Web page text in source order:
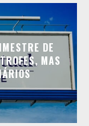
DE
MAS